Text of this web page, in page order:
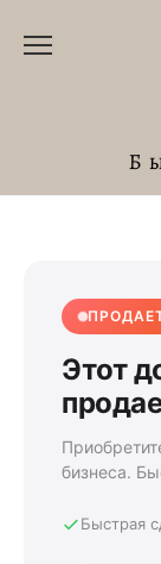
Этот
бизнеса.
Быстрая